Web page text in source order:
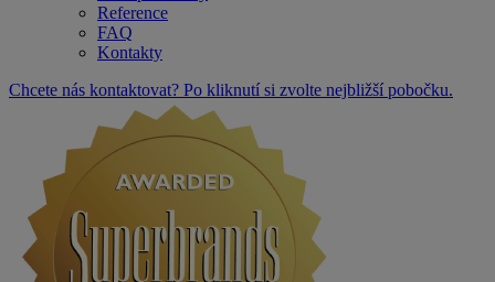
Reference
FAQ
Kontakty
Chcete nás kontaktovat? Po kliknutí si zvolte nejbližší pobočku.